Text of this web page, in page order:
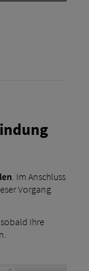
. Im Anschluss
Vorgang
Ihre